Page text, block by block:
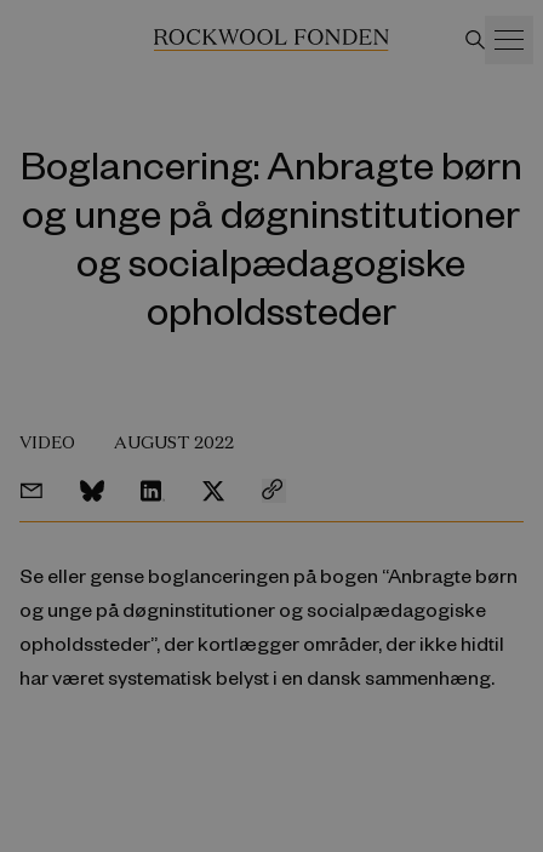
Boglancering: Anbragte børn
og unge på døgninstitutioner
og socialpædagogiske
opholdssteder
VIDEO AUGUST 2022
Se eller gense boglanceringen på bogen “Anbragte børn
og unge på døgninstitutioner og socialpædagogiske
opholdssteder”, der kortlægger områder, der ikke hidtil
har været systematisk belyst i en dansk sammenhæng.